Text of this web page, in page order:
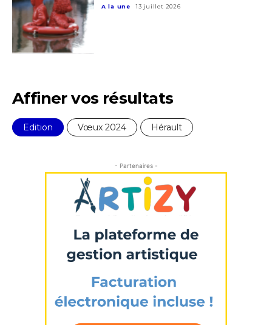
Adresse email*
Statut / Organisation
A la une 13 juillet 2026
Affiner vos résultats
Edition Vœux 2024 Hérault
- Partenaires -